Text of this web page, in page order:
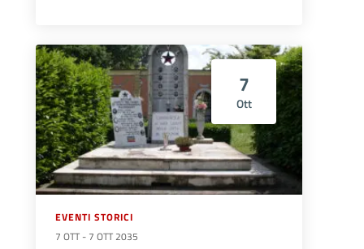
7
Ott
EVENTI STORICI
7 OTT - 7 OTT 2035